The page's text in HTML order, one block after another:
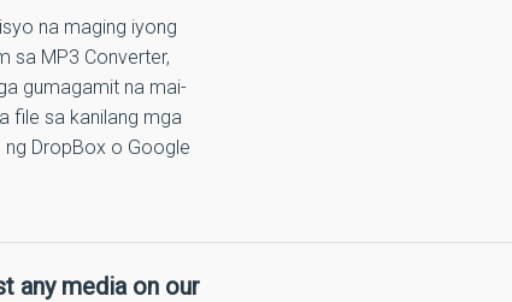
na maging iyong
sa MP3 Converter,
gumagamit na mai-
file sa kanilang mga
DropBox o Google
any media on our